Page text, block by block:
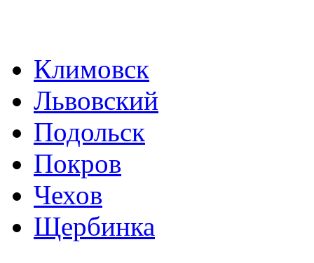
Климовск
Львовский
Подольск
Покров
Чехов
Щербинка